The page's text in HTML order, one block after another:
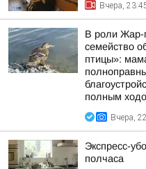
Вчера,
В роли Жар-
семейство
птицы»:
полным
Вчера,
Экспресс-
полчаса